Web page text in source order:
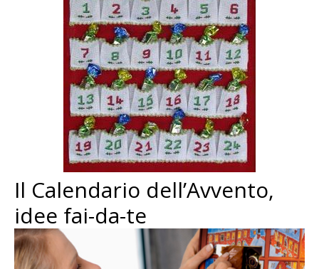
Il Calendario dell’Avvento,
idee fai-da-te